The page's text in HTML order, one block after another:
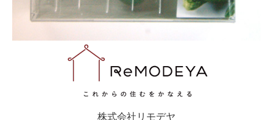
株式会社リモデヤ